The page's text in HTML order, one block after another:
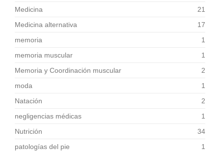
Medicina
21
Medicina alternativa
17
memoria
1
memoria muscular
1
Memoria y Coordinación muscular
2
moda
1
Natación
2
negligencias médicas
1
Nutrición
34
patologías del pie
1